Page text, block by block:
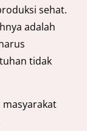
sehat.
adalah
tidak
masyarakat